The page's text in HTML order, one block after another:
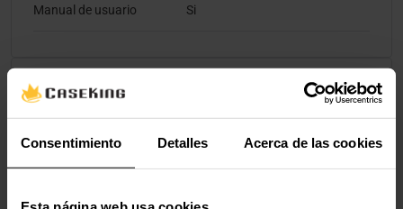
Consentimiento Detalles Acerca de las cookies
Manual de usuario Si
Valoraciones